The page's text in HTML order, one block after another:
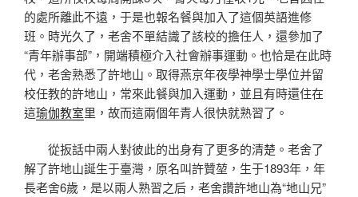
的處所離此不遠，于是也報名餐與加入了這個英語進修
班。時光久了，老舍不單結識了該校的擔任人，還參加了
“青年辦事部”，開端積極介入社會辦事運動。也恰是在此時
代，老舍熟悉了許地山。取得燕京年夜學神學士學位并留
校任教的許地山，常來此餐與加入運動，並且有時還住在
這瑜伽教室里，故而這兩個年青人很快就熟習了。
從扳話中兩人對彼此的出身有了更多的清楚。老舍了
解了許地山誕生于臺灣，原名叫許贊堃，生于1893年，年
長老舍6歲，是以兩人熟習之后，老舍讚許地山為“地山兄”